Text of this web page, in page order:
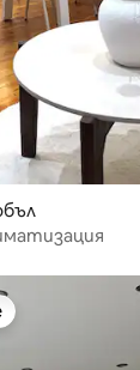
на гостите